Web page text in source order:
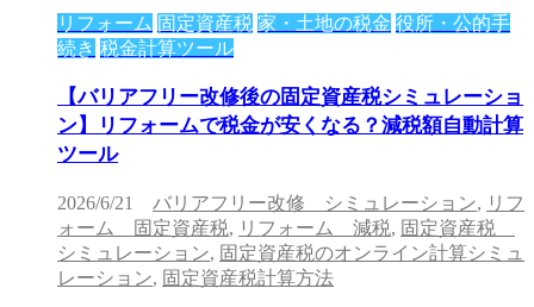
リフォーム 固定資産税 家・土地の税金 役所・公的手
続き 税金計算ツール
【バリアフリー改修後の固定資産税シミュレーショ
ン】リフォームで税金が安くなる？減税額自動計算
ツール
2026/6/21 バリアフリー改修 シミュレーション, リフ
ォーム 固定資産税, リフォーム 減税, 固定資産税
シミュレーション, 固定資産税のオンライン計算シミュ
レーション, 固定資産税計算方法